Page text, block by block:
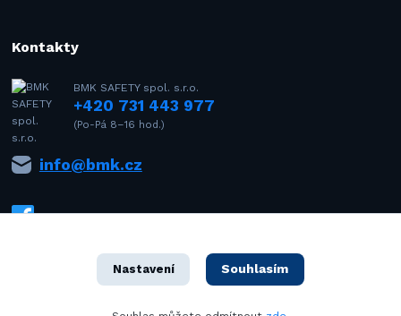
Kontakty
BMK SAFETY spol. s.r.o.
+420 731 443 977
(Po-Pá 8–16 hod.)
info@bmk.cz
Nastavení Souhlasím